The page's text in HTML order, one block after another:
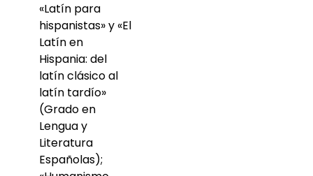
«Latín para
hispanistas» y «El
Latín en
Hispania: del
latín clásico al
latín tardío»
(Grado en
Lengua y
Literatura
Españolas);